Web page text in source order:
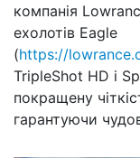
компанія
ехолотів Eagle
(https://
TripleShot HD і
покращену
гарантуючи